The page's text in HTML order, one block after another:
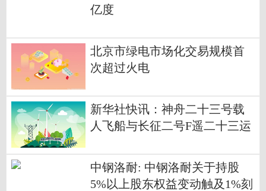
亿度
北京市绿电市场化交易规模首
次超过火电
新华社快讯：神舟二十三号载
人飞船与长征二号F遥二十三运
运|速看
中钢洛耐: 中钢洛耐关于持股
5%以上股东权益变动触及1%刻